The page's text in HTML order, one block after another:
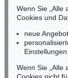
Auktion 461 -
G. GRAUBNER
Farbraumkörper, gelb/orange
Ergebnis:€
Mobil: +49
Keine
Wir
Wenn Sie „Alle
Cookies und
neue
Einstellungen
Wenn Sie „Alle